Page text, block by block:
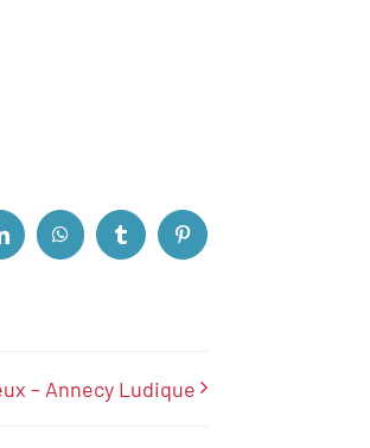
WhatsAppTumblr Pinterest
– Annecy Ludique